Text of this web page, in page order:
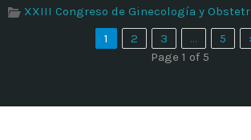
XXIII Congreso de Ginecología y
1
2 3 … 5
Page 1 of 5